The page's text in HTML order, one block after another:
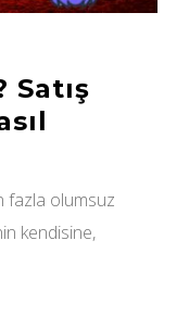
fazla olumsuz
kendisine,